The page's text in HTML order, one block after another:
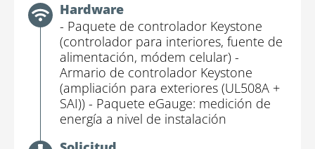
Hardware
- Paquete de controlador Keystone
(controlador para interiores, fuente de
alimentación, módem celular) -
Armario de controlador Keystone
(ampliación para exteriores (UL508A +
SAI)) - Paquete eGauge: medición de
energía a nivel de instalación